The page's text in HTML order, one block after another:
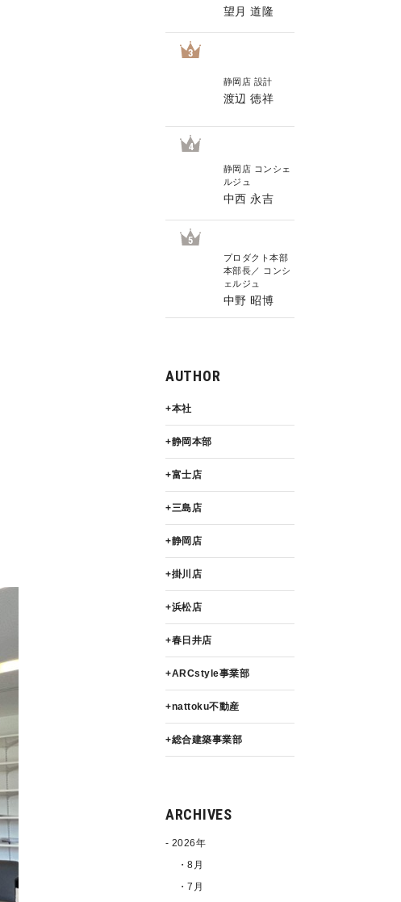
望月 道隆
3
静岡店 設計
渡辺 徳祥
4
静岡店 コンシェ
ルジュ
中西 永吉
5
プロダクト本部
本部長／ コンシ
ェルジュ
中野 昭博
AUTHOR
本社
静岡本部
富士店
三島店
静岡店
掛川店
浜松店
春日井店
ARCstyle事業部
nattoku不動産
総合建築事業部
ARCHIVES
2026年
・8月
・7月